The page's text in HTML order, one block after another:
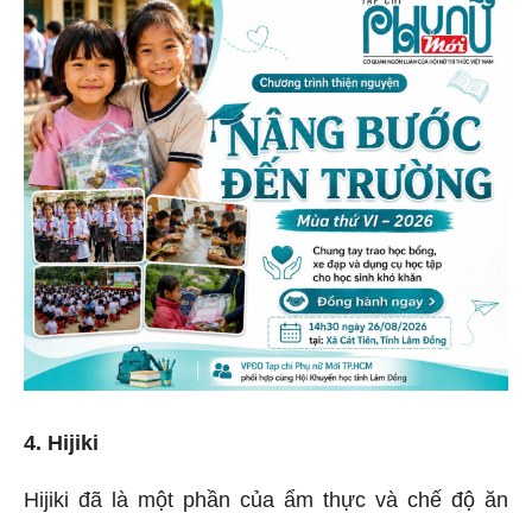
4. Hijiki
Hijiki đã là một phần của ẩm thực và chế độ ăn